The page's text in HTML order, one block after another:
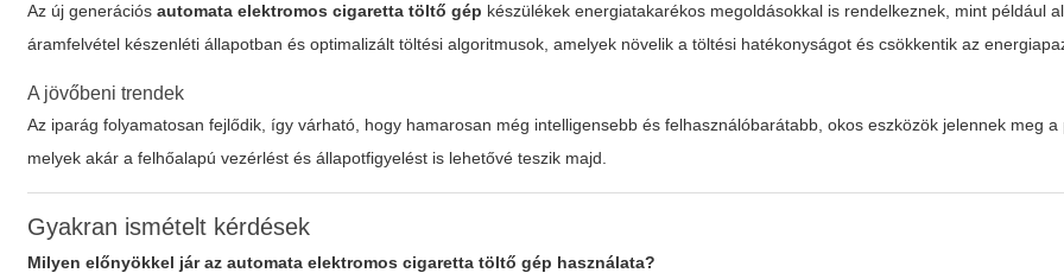
Az új generációsautomata elektromos cigaretta töltő gép készülékek energiatakarékos megoldásokkal is rendelkeznek, mint például
áramfelvétel készenléti állapotban és optimalizált töltési algoritmusok, amelyek növelik a töltési hatékonyságot és csökkentik az
A jövőbeni trendek
Az iparág folyamatosan fejlődik, így várható, hogy hamarosan még intelligensebb és felhasználóbarátabb, okos eszközök jelennek meg a
melyek akár a felhőalapú vezérlést és állapotfigyelést is lehetővé teszik majd.
Gyakran ismételt kérdések
Milyen előnyökkel jár azautomata elektromos cigaretta töltő gép használata?